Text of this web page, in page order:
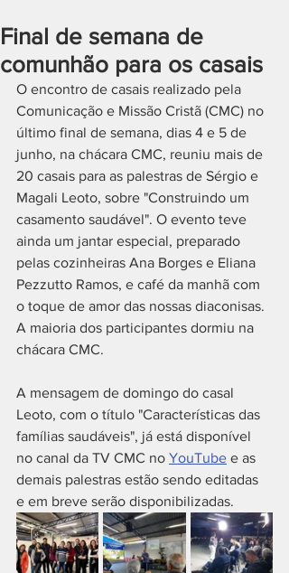
Final de semana de
comunhão para os casais
O encontro de casais realizado pela
Comunicação e Missão Cristã (CMC) no
último final de semana, dias 4 e 5 de
junho, na chácara CMC, reuniu mais de
20 casais para as palestras de Sérgio e
Magali Leoto, sobre "Construindo um
casamento saudável". O evento teve
ainda um jantar especial, preparado
pelas cozinheiras Ana Borges e Eliana
Pezzutto Ramos, e café da manhã com
o toque de amor das nossas diaconisas.
A maioria dos participantes dormiu na
chácara CMC.
A mensagem de domingo do casal
Leoto, com o título "Características das
famílias saudáveis", já está disponível
no canal da TV CMC no YouTube e as
demais palestras estão sendo editadas
e em breve serão disponibilizadas.